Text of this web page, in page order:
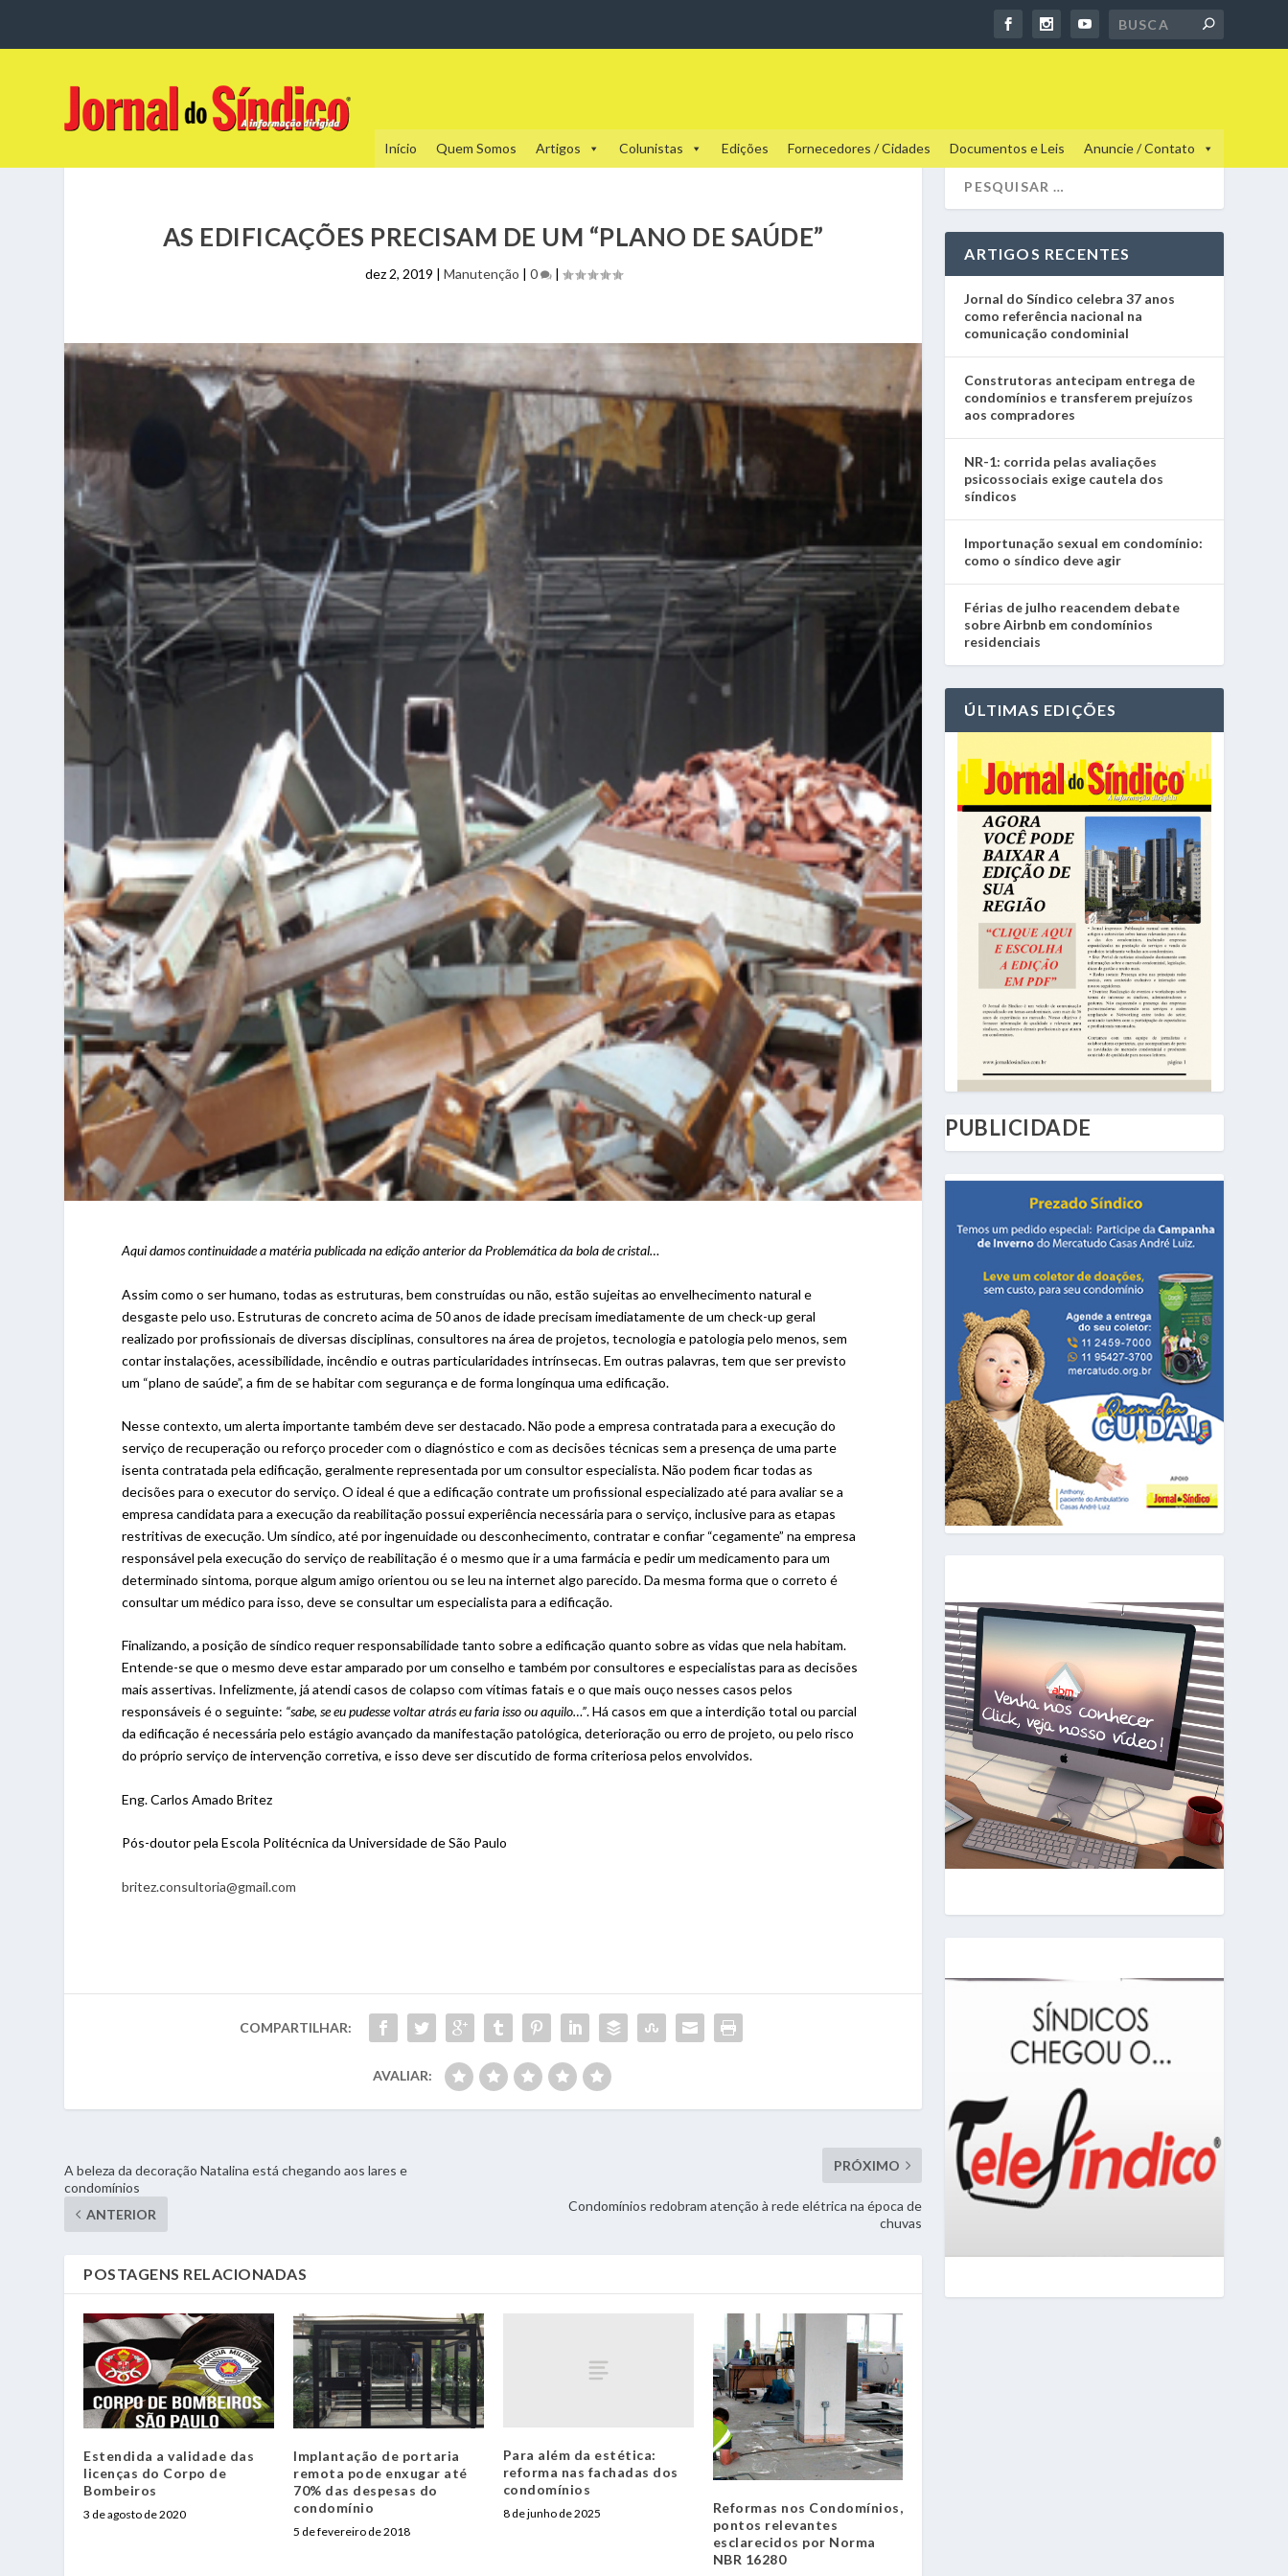
Início Quem Somos Artigos Colunistas Edições Fornecedores / Cidades Documentos e Leis Anuncie / Contato
AS EDIFICAÇÕES PRECISAM DE UM “PLANO DE SAÚDE”
dez 2, 2019 | Manutenção | 0 |
Aqui damos continuidade a matéria publicada na edição anterior da Problemática da bola de cristal…
Assim como o ser humano, todas as estruturas, bem construídas ou não, estão sujeitas ao envelhecimento natural e
desgaste pelo uso. Estruturas de concreto acima de 50 anos de idade precisam imediatamente de um check-up geral
realizado por profissionais de diversas disciplinas, consultores na área de projetos, tecnologia e patologia pelo menos, sem
contar instalações, acessibilidade, incêndio e outras particularidades intrínsecas. Em outras palavras, tem que ser previsto
um “plano de saúde”, a fim de se habitar com segurança e de forma longínqua uma edificação.
Nesse contexto, um alerta importante também deve ser destacado. Não pode a empresa contratada para a execução do
serviço de recuperação ou reforço proceder com o diagnóstico e com as decisões técnicas sem a presença de uma parte
isenta contratada pela edificação, geralmente representada por um consultor especialista. Não podem ficar todas as
decisões para o executor do serviço. O ideal é que a edificação contrate um profissional especializado até para avaliar se a
empresa candidata para a execução da reabilitação possui experiência necessária para o serviço, inclusive para as etapas
restritivas de execução. Um síndico, até por ingenuidade ou desconhecimento, contratar e confiar “cegamente” na empresa
responsável pela execução do serviço de reabilitação é o mesmo que ir a uma farmácia e pedir um medicamento para um
determinado sintoma, porque algum amigo orientou ou se leu na internet algo parecido. Da mesma forma que o correto é
consultar um médico para isso, deve se consultar um especialista para a edificação.
Finalizando, a posição de síndico requer responsabilidade tanto sobre a edificação quanto sobre as vidas que nela habitam.
Entende-se que o mesmo deve estar amparado por um conselho e também por consultores e especialistas para as decisões
mais assertivas. Infelizmente, já atendi casos de colapso com vítimas fatais e o que mais ouço nesses casos pelos
responsáveis é o seguinte: “sabe, se eu pudesse voltar atrás eu faria isso ou aquilo…”. Há casos em que a interdição total ou parcial
da edificação é necessária pelo estágio avançado da manifestação patológica, deterioração ou erro de projeto, ou pelo risco
do próprio serviço de intervenção corretiva, e isso deve ser discutido de forma criteriosa pelos envolvidos.
Eng. Carlos Amado Britez
Pós-doutor pela Escola Politécnica da Universidade de São Paulo
britez.consultoria@gmail.com
COMPARTILHAR:
AVALIAR:
A beleza da decoração Natalina está chegando aos lares e
condomínios
ANTERIOR
PRÓXIMO
Condomínios redobram atenção à rede elétrica na época de
chuvas
POSTAGENS RELACIONADAS
Estendida a validade das
licenças do Corpo de
Bombeiros
3 de agosto de 2020
Implantação de portaria
remota pode enxugar até
70% das despesas do
condomínio
5 de fevereiro de 2018
Para além da estética:
reforma nas fachadas dos
condomínios
8 de junho de 2025
Reformas nos Condomínios,
pontos relevantes
esclarecidos por Norma
NBR 16280
ARTIGOS RECENTES
Jornal do Síndico celebra 37 anos
como referência nacional na
comunicação condominial
Construtoras antecipam entrega de
condomínios e transferem prejuízos
aos compradores
NR-1: corrida pelas avaliações
psicossociais exige cautela dos
síndicos
Importunação sexual em condomínio:
como o síndico deve agir
Férias de julho reacendem debate
sobre Airbnb em condomínios
residenciais
ÚLTIMAS EDIÇÕES
PUBLICIDADE